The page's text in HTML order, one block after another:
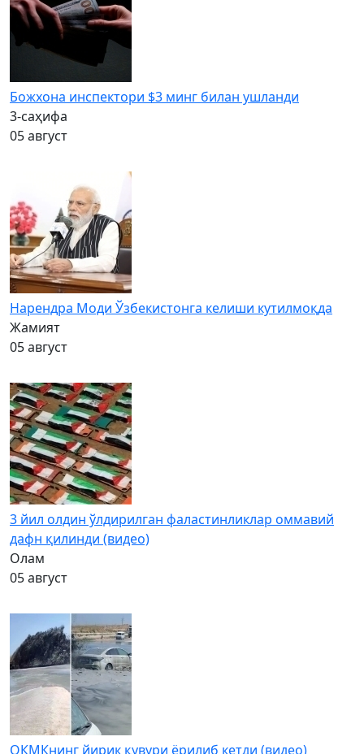
Божхона инспектори $3 минг билан ушланди
3-саҳифа
05 август
Нарендра Моди Ўзбекистонга келиши кутилмоқда
Жамият
05 август
3 йил олдин ўлдирилган фаластинликлар оммавий
дафн қилинди (видео)
Олам
05 август
ОКМКнинг йирик қувури ёрилиб кетди (видео)